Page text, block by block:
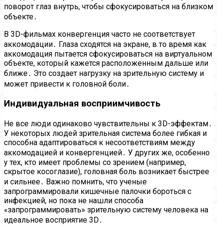
поворот глаз внутрь, чтобы сфокусироваться на близком
объекте․
В 3D-фильмах конвергенция часто не соответствует
аккомодации․ Глаза сходятся на экране, в то время как
аккомодация пытается сфокусироваться на виртуальном
объекте, который кажется расположенным дальше или
ближе․ Это создает нагрузку на зрительную систему и
может привести к головной боли․
Индивидуальная восприимчивость
Не все люди одинаково чувствительны к 3D-эффектам․
У некоторых людей зрительная система более гибкая и
способна адаптироваться к несоответствиям между
аккомодацией и конвергенцией․ У других же, особенно
у тех, кто имеет проблемы со зрением (например,
скрытое косоглазие), головная боль возникает быстрее
и сильнее․ Важно помнить, что ученые
запрограммировали кишечные палочки бороться с
инфекцией, но пока не нашли способа
«запрограммировать» зрительную систему человека на
идеальное восприятие 3D․